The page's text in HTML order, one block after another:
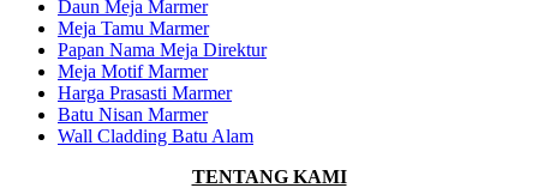
Daun Meja Marmer
Meja Tamu Marmer
Papan Nama Meja Direktur
Meja Motif Marmer
Harga Prasasti Marmer
Batu Nisan Marmer
Wall Cladding Batu Alam
TENTANG KAMI